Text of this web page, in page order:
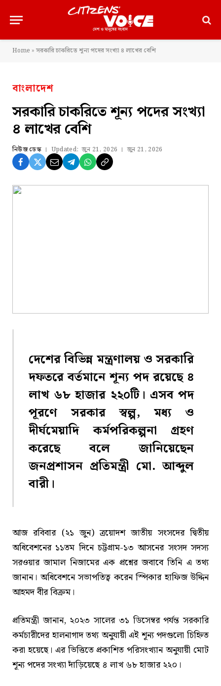
Home » সরকারি চাকরিতে শূন্য পদের সংখ্যা ৪ লাখের বেশি
বাংলাদেশ
সরকারি চাকরিতে শূন্য পদের সংখ্যা
৪ লাখের বেশি
নিউজ ডেস্ক Updated: জুন 21, 2026 জুন 21, 2026
দেশের বিভিন্ন মন্ত্রণালয় ও সরকারি
দফতরে বর্তমানে শূন্য পদ রয়েছে ৪
লাখ ৬৮ হাজার ২২০টি। এসব পদ
পূরণে সরকার স্বল্প, মধ্য ও
দীর্ঘমেয়াদি কর্মপরিকল্পনা গ্রহণ
করেছে বলে জানিয়েছেন
জনপ্রশাসন প্রতিমন্ত্রী মো. আব্দুল
বারী।
আজ রবিবার (২১ জুন) ত্রয়োদশ জাতীয় সংসদের দ্বিতীয়
অধিবেশনের ১১তম দিনে চট্টগ্রাম-১৩ আসনের সংসদ সদস্য
সরওয়ার জামাল নিজামের এক প্রশ্নের জবাবে তিনি এ তথ্য
জানান। অধিবেশনে সভাপতিত্ব করেন স্পিকার হাফিজ উদ্দিন
আহমদ বীর বিক্রম।
প্রতিমন্ত্রী জানান, ২০২৩ সালের ৩১ ডিসেম্বর পর্যন্ত সরকারি
কর্মচারীদের হালনাগাদ তথ্য অনুযায়ী এই শূন্য পদগুলো চিহ্নিত
করা হয়েছে। এর ভিত্তিতে প্রকাশিত পরিসংখ্যান অনুযায়ী মোট
শূন্য পদের সংখ্যা দাঁড়িয়েছে ৪ লাখ ৬৮ হাজার ২২০।